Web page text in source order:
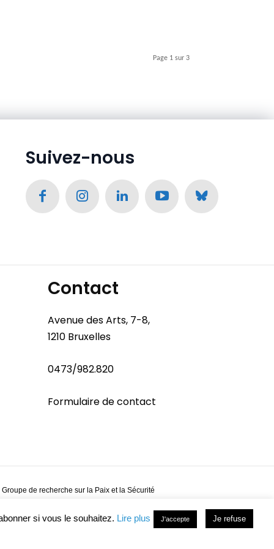
Page 1 sur 3
Suivez-nous
Contact
Avenue des Arts, 7-8,
1210 Bruxelles
0473/982.820
Formulaire de contact
de recherche sur la Paix et la Sécurité
si vous le souhaitez. Lire plus J'accepte Je refuse